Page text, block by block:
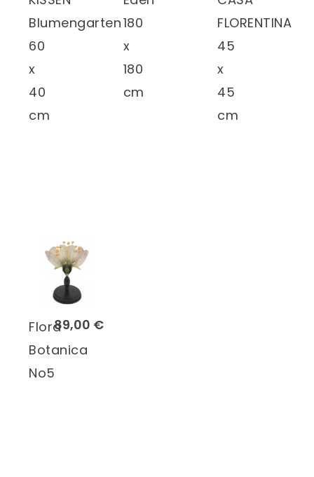
Blumengarten
60
x
40
cm
180
x
180
cm
FLORENTINA
45
x
45
cm
89,00 €
Flora
Botanica
No5